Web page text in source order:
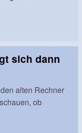
sich dann
alten Rechner
ob